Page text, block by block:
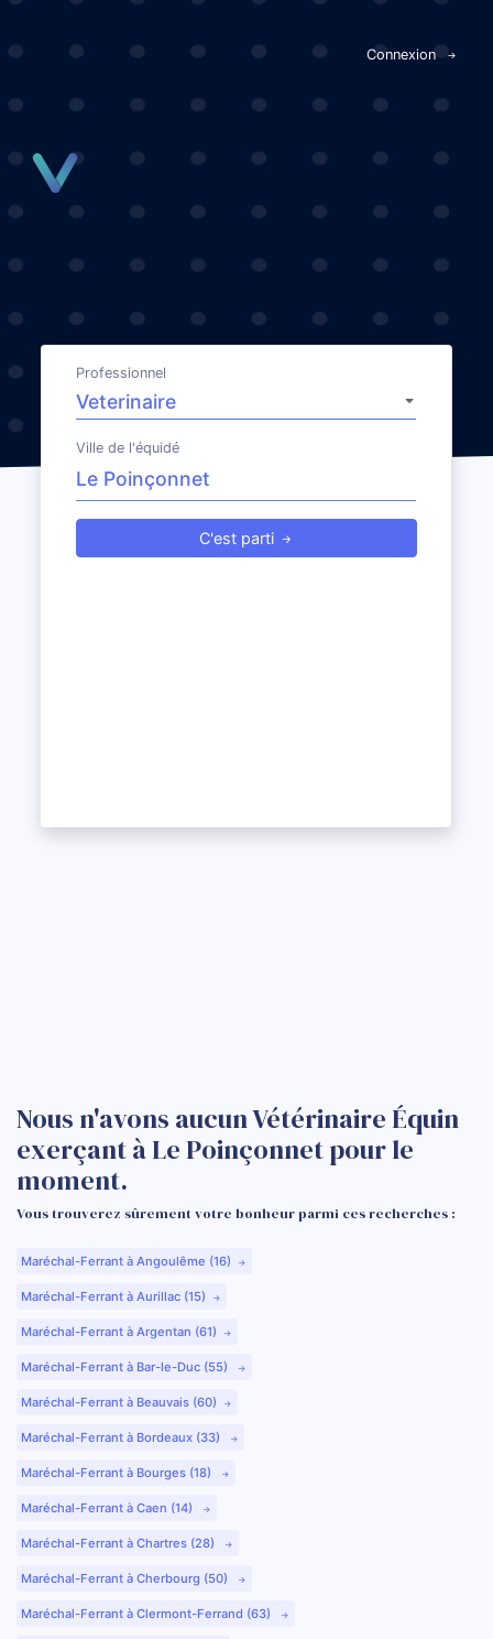
Connexion
Professionnel
Ville de l'équidé
C'est parti
Nous n'avons aucun Vétérinaire Équin
exerçant à Le Poinçonnet pour le
moment.
Vous trouverez sûrement votre bonheur parmi ces recherches :
Maréchal-Ferrant à Angoulême (16)
Maréchal-Ferrant à Aurillac (15)
Maréchal-Ferrant à Argentan (61)
Maréchal-Ferrant à Bar-le-Duc (55)
Maréchal-Ferrant à Beauvais (60)
Maréchal-Ferrant à Bordeaux (33)
Maréchal-Ferrant à Bourges (18)
Maréchal-Ferrant à Caen (14)
Maréchal-Ferrant à Chartres (28)
Maréchal-Ferrant à Cherbourg (50)
Maréchal-Ferrant à Clermont-Ferrand (63)